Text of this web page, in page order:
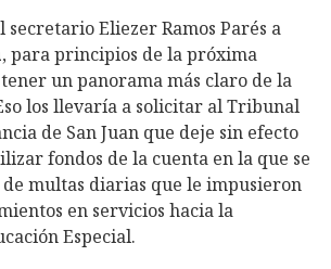
secretario Eliezer Ramos Parés a
, para principios de la próxima
un panorama más claro de la
los llevaría a solicitar al Tribunal
de San Juan que deje sin efecto
fondos de la cuenta en la que se
multas diarias que le impusieron
en servicios hacia la
Especial.